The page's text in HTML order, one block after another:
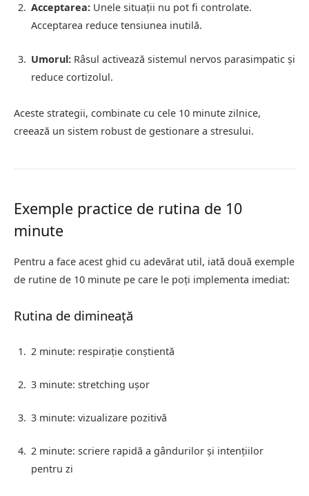
Acceptarea: Unele situații nu pot fi controlate.
Acceptarea reduce tensiunea inutilă.
Umorul: Râsul activează sistemul nervos parasimpatic și
reduce cortizolul.
Aceste strategii, combinate cu cele 10 minute zilnice,
creează un sistem robust de gestionare a stresului.
Exemple practice de rutina de 10
minute
Pentru a face acest ghid cu adevărat util, iată două exemple
de rutine de 10 minute pe care le poți implementa imediat:
Rutina de dimineață
2 minute: respirație conștientă
3 minute: stretching ușor
3 minute: vizualizare pozitivă
2 minute: scriere rapidă a gândurilor și intențiilor
pentru zi